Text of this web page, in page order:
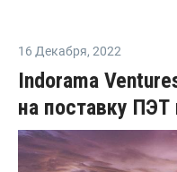
16 Декабря, 2022
Indorama
на поставку